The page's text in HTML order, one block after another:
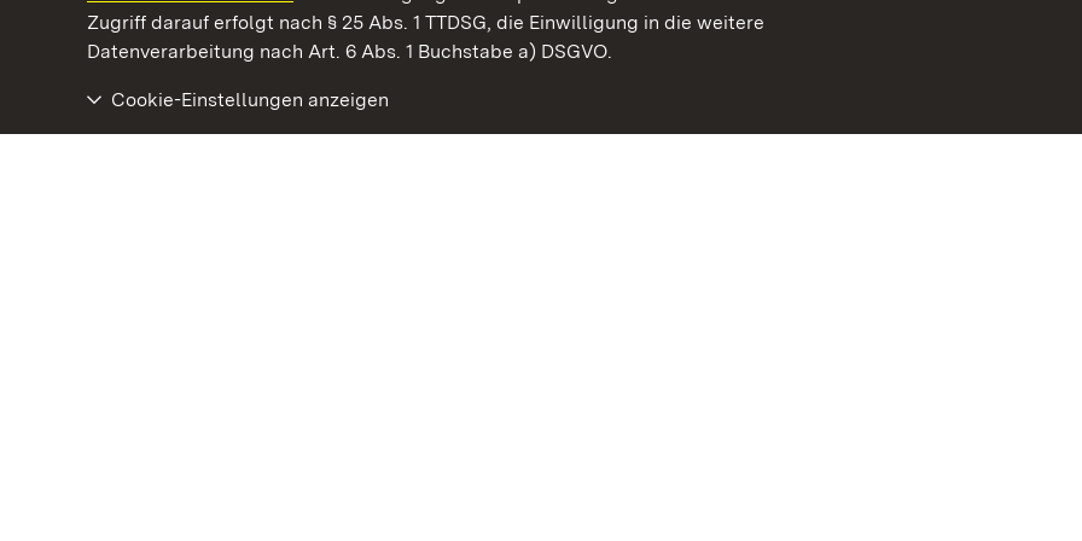
Zugriff darauf erfolgt nach § 25 Abs. 1 TTDSG, die Einwilligung in die weitere
Datenverarbeitung nach Art. 6 Abs. 1 Buchstabe a) DSGVO.
Cookie-Einstellungen anzeigen
Kommen. Staunen. Genießen.